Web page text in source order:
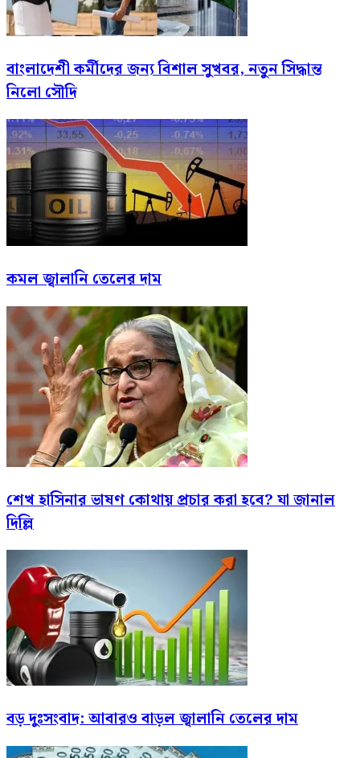
বাংলাদেশী কর্মীদের জন্য বিশাল সুখবর, নতুন সিদ্ধান্ত
নিলো সৌদি
কমল জ্বালানি তেলের দাম
শেখ হাসিনার ভাষণ কোথায় প্রচার করা হবে? যা জানাল
দিল্লি
বড় দুঃসংবাদ: আবারও বাড়ল জ্বালানি তেলের দাম